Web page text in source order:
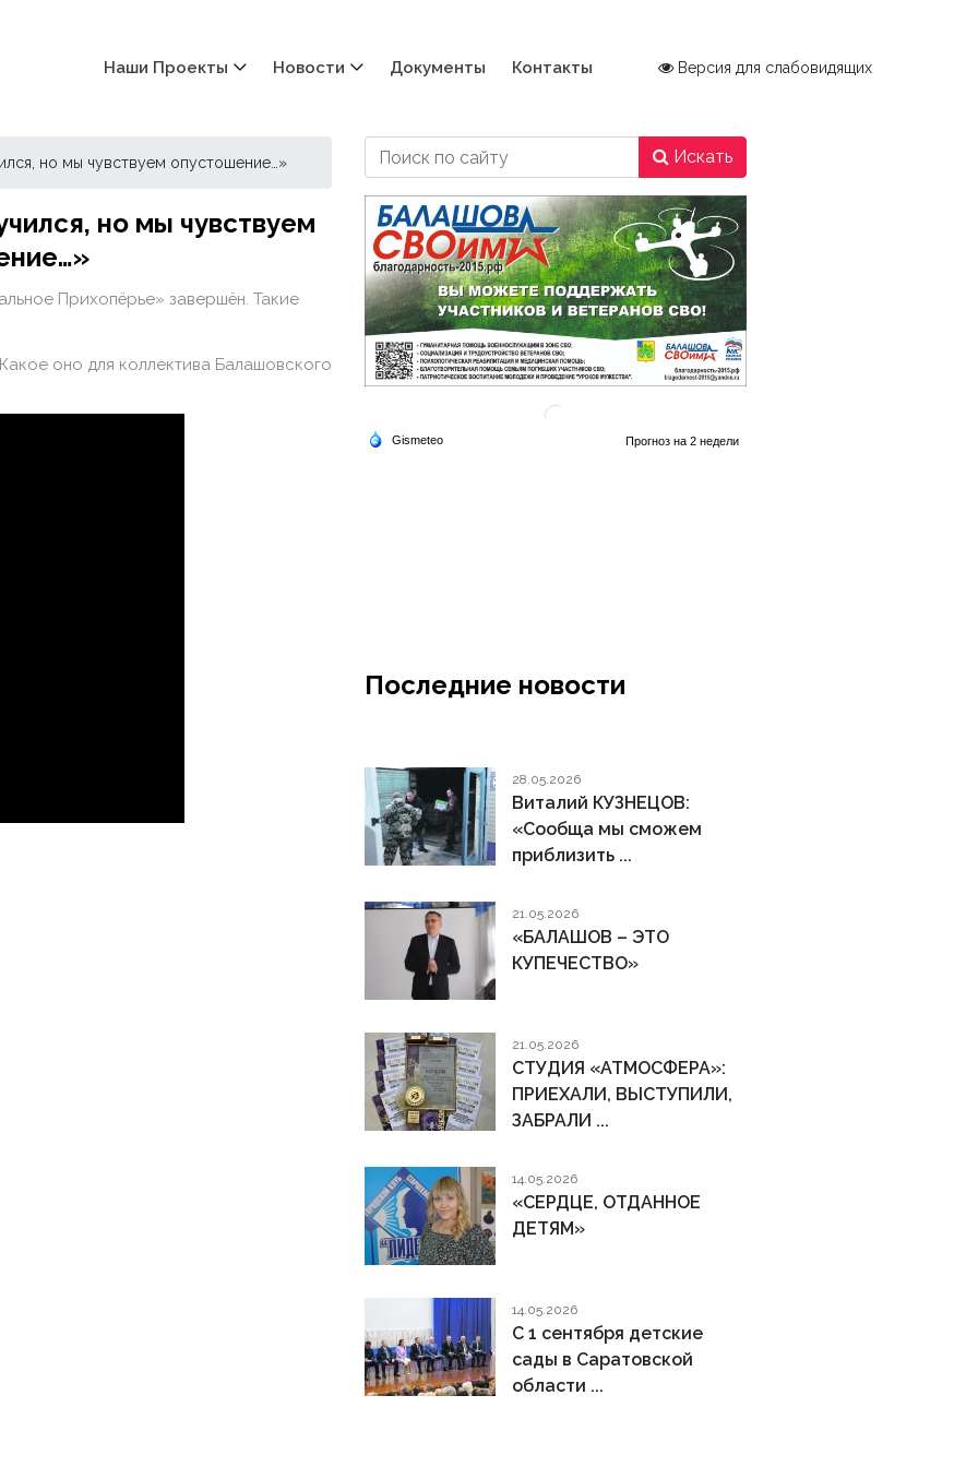
Наши Проекты Новости Документы Контакты Версия для слабовидящих
но мы чувствуем опустошение…»
но мы чувствуем
Прихопёрье» завершён. Такие
оно для коллектива Балашовского
Искать
Последние новости
28.05.2026
Виталий КУЗНЕЦОВ:
«Сообща мы сможем
приблизить ...
21.05.2026
«БАЛАШОВ – ЭТО
КУПЕЧЕСТВО»
21.05.2026
СТУДИЯ «АТМОСФЕРА»:
ПРИЕХАЛИ, ВЫСТУПИЛИ,
ЗАБРАЛИ ...
14.05.2026
«СЕРДЦЕ, ОТДАННОЕ
ДЕТЯМ»
14.05.2026
С 1 сентября детские
сады в Саратовской
области ...